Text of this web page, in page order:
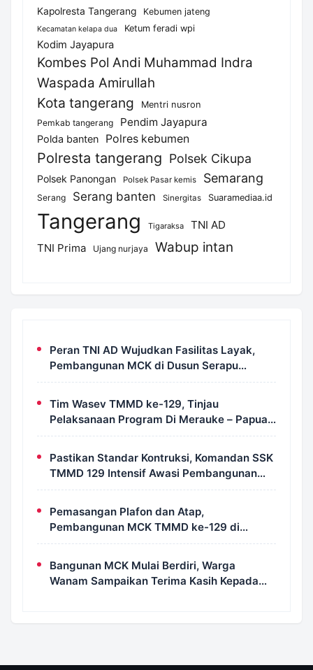
Kapolresta Tangerang Kebumen jateng
Kecamatan kelapa dua Ketum feradi wpi
Kodim Jayapura
Kombes Pol Andi Muhammad Indra
Waspada Amirullah
Kota tangerang
Mentri nusron
Pemkab tangerang
Pendim Jayapura
Polda banten Polres kebumen
Polresta tangerang Polsek Cikupa
Polsek Panongan Polsek Pasar kemis Semarang
Serang Serang banten Sinergitas Suaramediaa.id
Tangerang Tigaraksa
TNI AD
TNI Prima
Ujang nurjaya Wabup intan
Peran TNI AD Wujudkan Fasilitas Layak,
Pembangunan MCK di Dusun Serapu
Rampung Dikerjakan
Tim Wasev TMMD ke-129, Tinjau
Pelaksanaan Program Di Merauke – Papua
Selatan
Pastikan Standar Kontruksi, Komandan SSK
TMMD 129 Intensif Awasi Pembangunan
MCK di Wanam
Pemasangan Plafon dan Atap,
Pembangunan MCK TMMD ke-129 di
Kampung Wanam Hampir Rampung
Bangunan MCK Mulai Berdiri, Warga
Wanam Sampaikan Terima Kasih Kepada